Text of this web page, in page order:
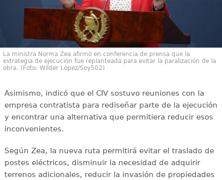
La ministra Norma Zea afirmó en conferencia de prensa que la
estrategia de ejecución fue replanteada para evitar la paralización de la
obra. (Foto: Wilder López/Soy502)
Asimismo, indicó que el CIV sostuvo reuniones con la
empresa contratista para rediseñar parte de la ejecución
y encontrar una alternativa que permitiera reducir esos
inconvenientes.
Según Zea, la nueva ruta permitirá evitar el traslado de
postes eléctricos, disminuir la necesidad de adquirir
terrenos adicionales, reducir la invasión de propiedades